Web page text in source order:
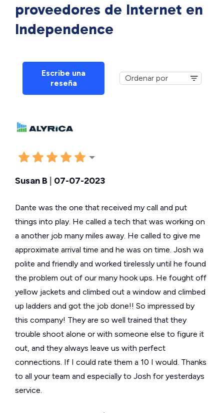
proveedores de Internet en
Independence
Escribe una
reseña
Susan B 07-07-2023
Dante was the one that received my call and put
things into play. He called a tech that was working on
a another job many miles away. He called to give me
approximate arrival time and he was on time. Josh wa
polite and friendly and worked tirelessly until he found
the problem out of our many hook ups. He fought off
yellow jackets and climbed out a window and climbed
up ladders and got the job done!! So impressed by
this company! They are so well trained that they
trouble shoot alone or with someone else to figure it
out, and they always leave us with perfect
connections. If I could rate them a 10 I would. Thanks
to all your team and especially to Josh for yesterdays
service.